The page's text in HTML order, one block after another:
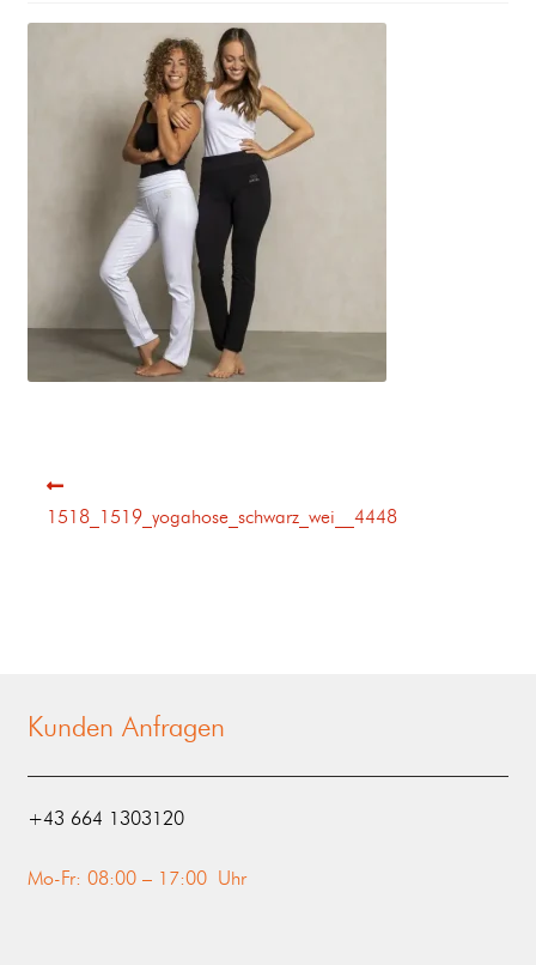
1518_1519_yogahose_schwarz_wei__4448
Kunden Anfragen
‭+43 664 1303120‬
Mo-Fr: 08:00 – 17:00 Uhr